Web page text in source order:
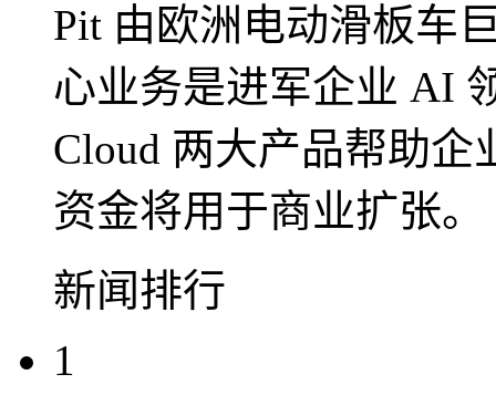
Pit 由欧洲电动滑板车
心业务是进军企业 AI
Cloud 两大产品帮助
资金将用于商业扩张。
新闻排行
1